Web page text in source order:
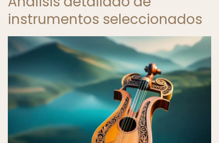
instrumentos seleccionados